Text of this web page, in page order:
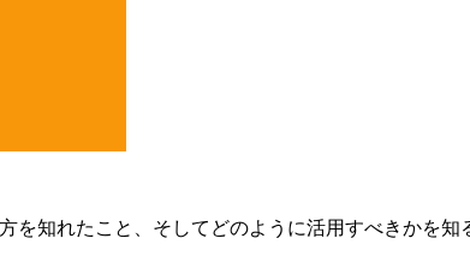
知れたこと、そしてどのように活用すべきかを知